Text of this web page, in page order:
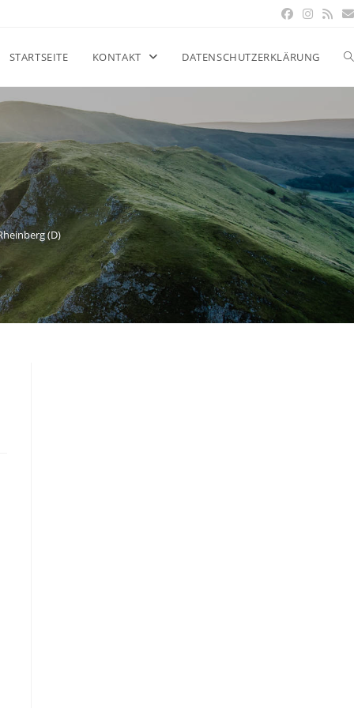
STARTSEITE KONTAKT DATENSCHUTZERKLÄRUNG
(D)